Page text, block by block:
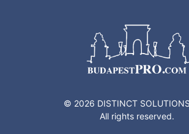
© 2026 DISTINCT
All rights reserved.